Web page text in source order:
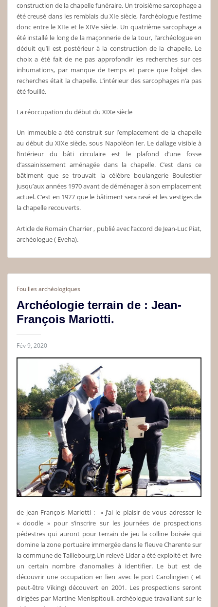
construction de la chapelle funéraire. Un troisième sarcophage a
été creusé dans les remblais du XIe siècle, l’archéologue l’estime
donc entre le XIIe et le XIVe siècle. Un quatrième sarcophage a
été installé le long de la maçonnerie de la tour, l’archéologue en
déduit qu’il est postérieur à la construction de la chapelle. Le
choix a été fait de ne pas approfondir les recherches sur ces
inhumations, par manque de temps et parce que l’objet des
recherches était la chapelle. L’intérieur des sarcophages n’a pas
été fouillé.
La réoccupation du début du XIXe siècle
Un immeuble a été construit sur l’emplacement de la chapelle
au début du XIXe siècle, sous Napoléon Ier. Le dallage visible à
l’intérieur du bâti circulaire est le plafond d’une fosse
d’assainissement aménagée dans la chapelle. C’est dans ce
bâtiment que se trouvait la célèbre boulangerie Boulestier
jusqu’aux années 1970 avant de déménager à son emplacement
actuel. C’est en 1977 que le bâtiment sera rasé et les vestiges de
la chapelle recouverts.
Article de Romain Charrier , publié avec l’accord de Jean-Luc Piat,
archéologue ( Eveha).
Fouilles archéologiques
Archéologie terrain de : Jean-
François Mariotti.
Fév 9, 2020
de jean-François Mariotti : » J’ai le plaisir de vous adresser le
« doodle » pour s’inscrire sur les journées de prospections
pédestres qui auront pour terrain de jeu la colline boisée qui
domine la zone portuaire immergée dans le fleuve Charente sur
la commune de Taillebourg.Un relevé Lidar a été exploité et livre
un certain nombre d’anomalies à identifier. Le but est de
découvrir une occupation en lien avec le port Carolingien ( et
peut-être Viking) découvert en 2001. Les prospections seront
dirigées par Martine Menispitouli, archéologue travaillant sur le